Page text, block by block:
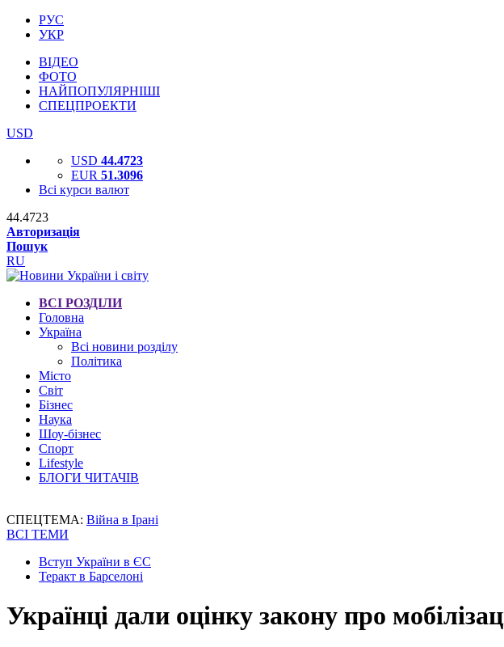
РУС
УКР
ВІДЕО
ФОТО
НАЙПОПУЛЯРНІШІ
СПЕЦПРОЕКТИ
USD
USD 44.4723
EUR 51.3096
Всі курси валют
44.4723
Авторизація
Пошук
RU
ВСІ РОЗДІЛИ
Головна
Україна
Всі новини розділу
Політика
Місто
Світ
Бізнес
Наука
Шоу-бізнес
Спорт
Lifestyle
БЛОГИ ЧИТАЧІВ
СПЕЦТЕМА: Війна в Ірані
ВСІ ТЕМИ
Вступ України в ЄС
Теракт в Барселоні
Українці дали оцінку закону про